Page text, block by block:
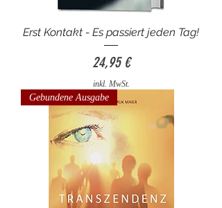
Erst Kontakt - Es passiert jeden Tag!
Preis
24,95 €
inkl. MwSt.
Gebundene Ausgabe